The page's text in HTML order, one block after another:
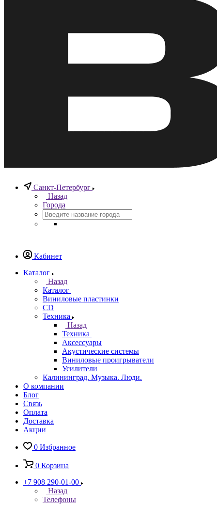
Санкт-Петербург
Назад
Города
Кабинет
Каталог
Назад
Каталог
Виниловые пластинки
CD
Техника
Назад
Техника
Аксессуары
Акустические системы
Виниловые проигрыватели
Усилители
Калининград. Музыка. Люди.
О компании
Блог
Связь
Оплата
Доставка
Акции
0 Избранное
0 Корзина
+7 908 290-01-00
Назад
Телефоны